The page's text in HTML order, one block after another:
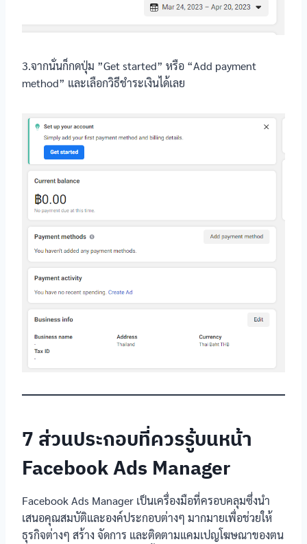
3.จากนั่นก็กดปุ่ม ”Get started” หรือ “Add payment
method” และเลือกวิธีชำระเงินได้เลย
7 ส่วนประกอบที่ควรรู้บนหน้า
Facebook Ads Manager
Facebook Ads Manager เป็นเครื่องมือที่ครอบคลุมซึ่งนำ
เสนอคุณสมบัติและองค์ประกอบต่างๆ มากมายเพื่อช่วยให้
ธุรกิจต่างๆ สร้าง จัดการ และติดตามแคมเปญโฆษณาของตน